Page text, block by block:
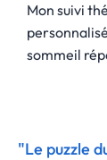
Mon suivi
sommeil
"Le puzzle